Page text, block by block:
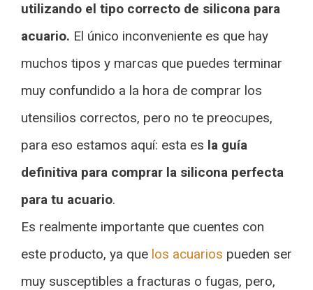
utilizando el tipo correcto de silicona para
acuario. El único inconveniente es que hay
muchos tipos y marcas que puedes terminar
muy confundido a la hora de comprar los
utensilios correctos, pero no te preocupes,
para eso estamos aquí: esta es la guía
definitiva para comprar la silicona perfecta
para tu acuario.
Es realmente importante que cuentes con
este producto, ya que los acuarios pueden ser
muy susceptibles a fracturas o fugas, pero,